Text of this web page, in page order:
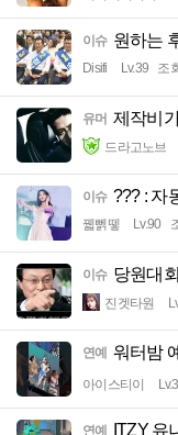
이슈 원하는
Disifi Lv.39 조
유머 제작비
드라고노브
이슈 ??? : 자
꿻뻵뗗 Lv.90
이슈 당원대
진겟타원
연예 워터밤
아이스티이
연예 ITZY 유